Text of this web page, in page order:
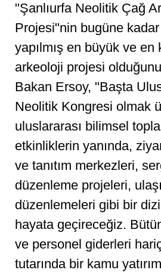
"Şanlıurfa Neolitik Çağ
Projesi"nin bugüne
yapılmış en büyük ve en
arkeoloji projesi
Bakan Ersoy, "Başta
Neolitik Kongresi olmak
uluslararası bilimsel
etkinliklerin yanında,
ve tanıtım merkezleri,
düzenleme projeleri,
düzenlemeleri gibi bir
hayata geçireceğiz.
ve personel giderleri
tutarında bir kamu